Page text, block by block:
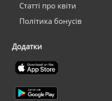
Статті про квіти
Політика бонусів
Додатки